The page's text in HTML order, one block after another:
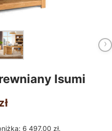
›
Isumi
Aktualna
6 497,00 zł.